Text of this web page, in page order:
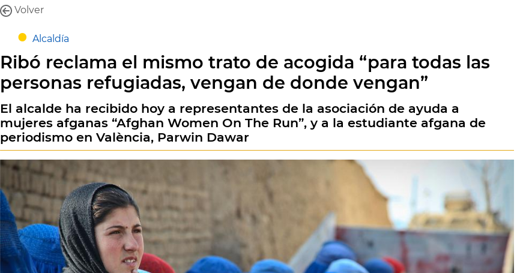
Volver
Alcaldía
Ribó reclama el mismo trato de acogida “para todas las
personas refugiadas, vengan de donde vengan”
El alcalde ha recibido hoy a representantes de la asociación de ayuda a
mujeres afganas “Afghan Women On The Run”, y a la estudiante afgana de
periodismo en València, Parwin Dawar